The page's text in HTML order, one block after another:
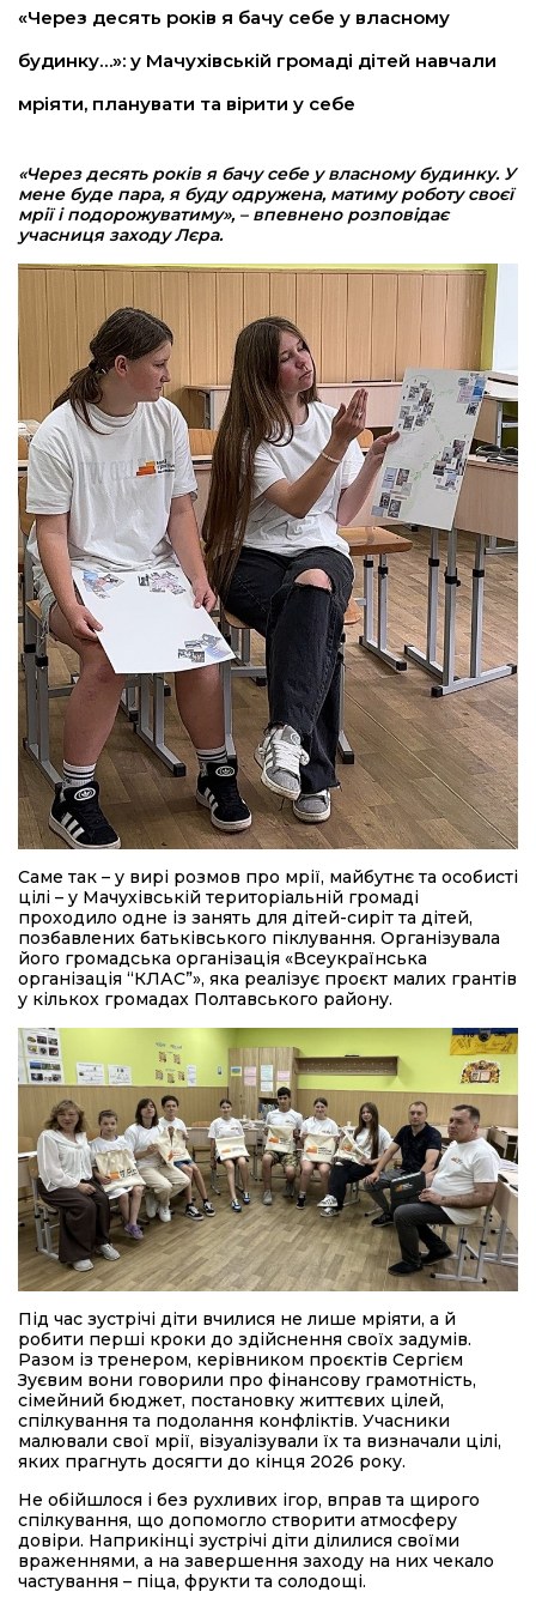
«Через десять років я бачу себе у власному
будинку…»: у Мачухівській громаді дітей навчали
мріяти, планувати та вірити у себе
«Через десять років я бачу себе у власному будинку. У
мене буде пара, я буду одружена, матиму роботу своєї
мрії і подорожуватиму», – впевнено розповідає
учасниця заходу Лєра.
Саме так – у вирі розмов про мрії, майбутнє та особисті
цілі – у Мачухівській територіальній громаді
проходило одне із занять для дітей-сиріт та дітей,
позбавлених батьківського піклування. Організувала
його громадська організація «Всеукраїнська
організація “КЛАС”», яка реалізує проєкт малих грантів
у кількох громадах Полтавського району.
Під час зустрічі діти вчилися не лише мріяти, а й
робити перші кроки до здійснення своїх задумів.
Разом із тренером, керівником проєктів Сергієм
Зуєвим вони говорили про фінансову грамотність,
сімейний бюджет, постановку життєвих цілей,
спілкування та подолання конфліктів. Учасники
малювали свої мрії, візуалізували їх та визначали цілі,
яких прагнуть досягти до кінця 2026 року.
Не обійшлося і без рухливих ігор, вправ та щирого
спілкування, що допомогло створити атмосферу
довіри. Наприкінці зустрічі діти ділилися своїми
враженнями, а на завершення заходу на них чекало
частування – піца, фрукти та солодощі.